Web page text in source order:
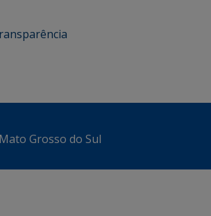
Grosso do Sul